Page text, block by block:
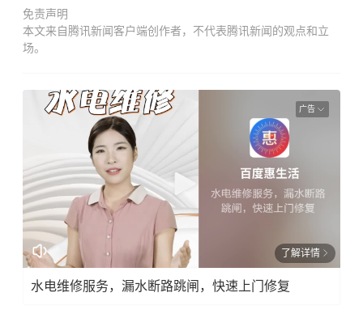
免责声明
本文来自腾讯新闻客户端创作者，不代表腾讯新闻的观点和立
场。
广告
了解详情
水电维修服务，漏水断路跳闸，快速上门修复